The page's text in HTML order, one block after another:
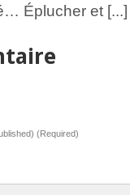
Éplucher et [...]
(Required)